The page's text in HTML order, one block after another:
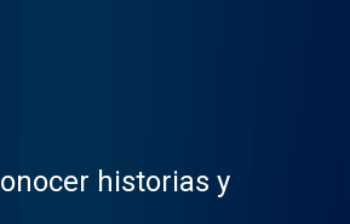
historias y